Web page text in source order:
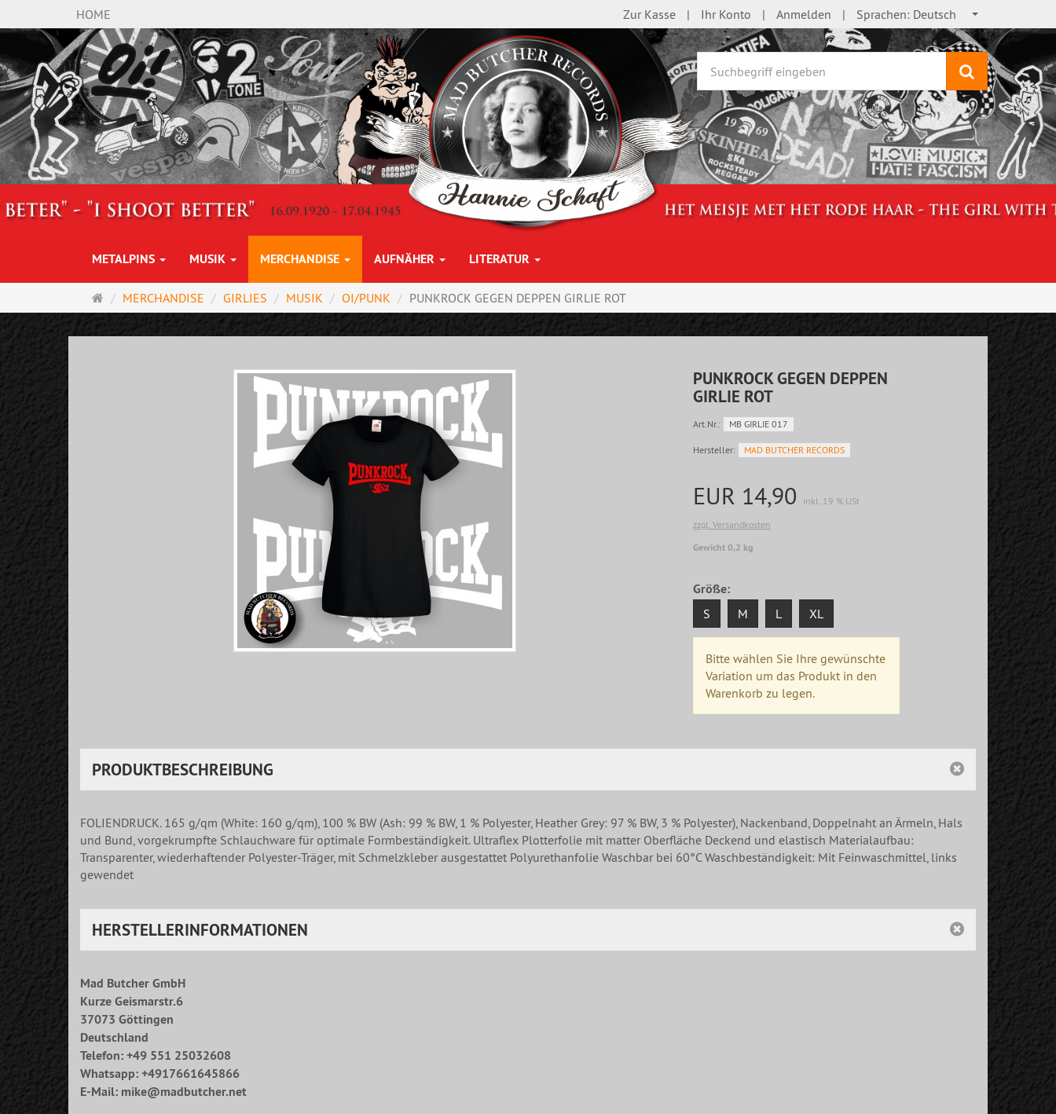
HOME Zur Kasse Ihr Konto Anmelden Sprachen: Deutsch
Suchen
METALPINS MUSIK MERCHANDISE AUFNÄHER LITERATUR
Startseite
MERCHANDISE GIRLIES MUSIK OI/PUNK PUNKROCK GEGEN DEPPEN GIRLIE ROT
PUNKROCK GEGEN DEPPEN
GIRLIE ROT
Art.Nr.: MB GIRLIE 017
Hersteller: MAD BUTCHER RECORDS
EUR 14,90
inkl. 19 % USt
zzgl. Versandkosten
Gewicht 0,2 kg
Größe:
S M L XL
Bitte wählen Sie Ihre gewünschte
Variation um das Produkt in den
Warenkorb zu legen.
PRODUKTBESCHREIBUNG
FOLIENDRUCK. 165 g/qm (White: 160 g/qm), 100 % BW (Ash: 99 % BW, 1 % Polyester, Heather Grey: 97 % BW, 3 % Polyester), Nackenband, Doppelnaht an Ärmeln, Hals
und Bund, vorgekrumpfte Schlauchware für optimale Formbeständigkeit. Ultraflex Plotterfolie mit matter Oberfläche Deckend und elastisch Materialaufbau:
Transparenter, wiederhaftender Polyester-Träger, mit Schmelzkleber ausgestattet Polyurethanfolie Waschbar bei 60°C Waschbeständigkeit: Mit Feinwaschmittel, links
gewendet
HERSTELLERINFORMATIONEN
Mad Butcher GmbH
Kurze Geismarstr.6
37073 Göttingen
Deutschland
Telefon: +49 551 25032608
Whatsapp: +4917661645866
E-Mail: mike@madbutcher.net